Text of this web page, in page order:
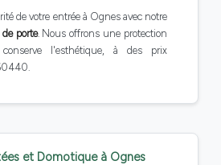
de votre entrée à Ognes avec notre
porte. Nous offrons une protection
l'esthétique, à des prix
et Domotique à Ognes